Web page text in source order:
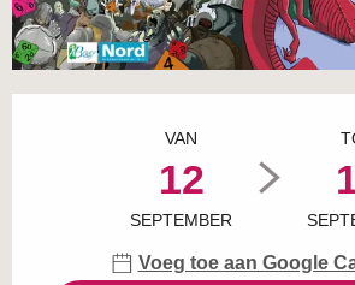
VAN
12
SEPTEMBER
Voeg toe aan Google